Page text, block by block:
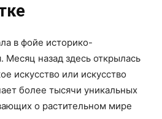
в фойе историко-
Месяц назад здесь открылась
искусство или искусство
более тысячи уникальных
о растительном мире